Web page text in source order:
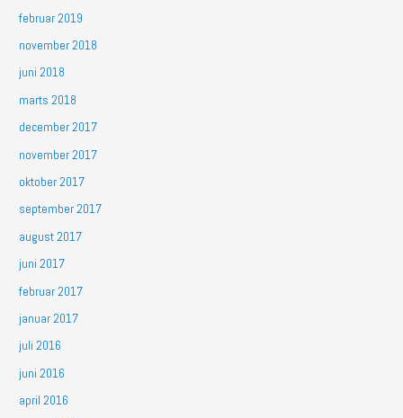
februar 2019
november 2018
juni 2018
marts 2018
december 2017
november 2017
oktober 2017
september 2017
august 2017
juni 2017
februar 2017
januar 2017
juli 2016
juni 2016
april 2016